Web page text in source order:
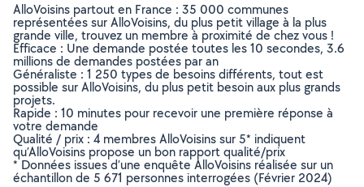
AlloVoisins partout en France : 35 000 communes
représentées sur AlloVoisins, du plus petit village à la plus
grande ville, trouvez un membre à proximité de chez vous !
Efficace : Une demande postée toutes les 10 secondes, 3.6
millions de demandes postées par an
Généraliste : 1 250 types de besoins différents, tout est
possible sur AlloVoisins, du plus petit besoin aux plus grands
projets.
Rapide : 10 minutes pour recevoir une première réponse à
votre demande
Qualité / prix : 4 membres AlloVoisins sur 5* indiquent
qu’AlloVoisins propose un bon rapport qualité/prix
* Données issues d’une enquête AlloVoisins réalisée sur un
échantillon de 5 671 personnes interrogées (Février 2024)